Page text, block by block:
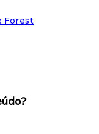
Forest